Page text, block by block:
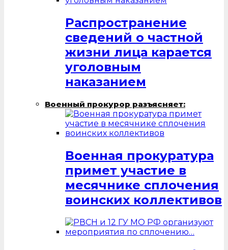
Распространение
сведений о частной
жизни лица карается
уголовным
наказанием
Военный прокурор разъясняет:
Военная прокуратура
примет участие в
месячнике сплочения
воинских коллективов